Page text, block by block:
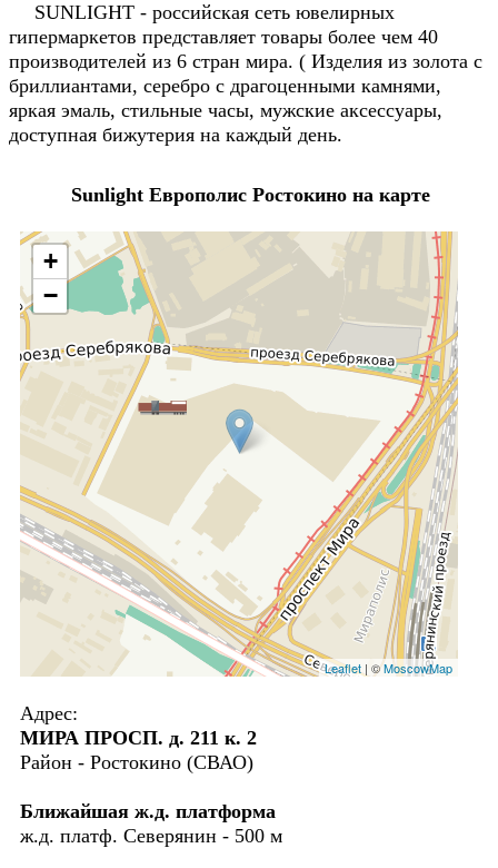
SUNLIGHT - российская сеть ювелирных
гипермаркетов представляет товары более чем 40
производителей из 6 стран мира. ( Изделия из золота с
бриллиантами, серебро с драгоценными камнями,
яркая эмаль, стильные часы, мужские аксессуары,
доступная бижутерия на каждый день.
Sunlight Европолис Ростокино на карте
+
−
Leaflet| ©MoscowMap
Адрес:
МИРА ПРОСП. д. 211 к. 2
Район - Ростокино (СВАО)
Ближайшая ж.д. платформа
ж.д. платф. Северянин - 500 м